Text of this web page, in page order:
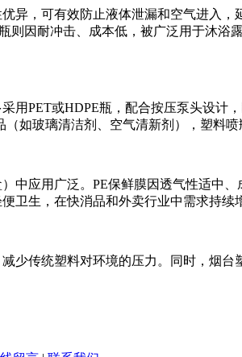
异，可有效防止液体泄漏和空气进入
因耐冲击、成本低，被广泛用于沐浴
PET或HDPE瓶，配合按压泵头设计
如玻璃清洁剂、空气清新剂），塑料
中应用广泛。PE保鲜膜因透气性适中
卫生，在快消品和外卖行业中需求持续
少传统塑料对环境的压力。同时，烟